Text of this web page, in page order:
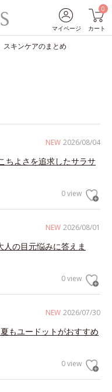
マイページ
0
カート
スキンケアのまとめ
NEW 2026/08/04
ちよさを追求したサラサ
0 view
NEW 2026/08/01
の目元悩みに答えま
0 view
NEW 2026/07/30
もユードットがおすすめ
0 view